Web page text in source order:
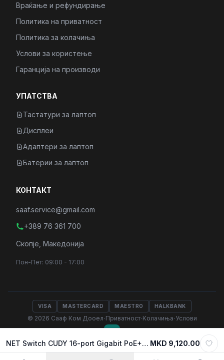
NET Switch CUDY 16-port Gigabit PoE+, 2 Gigabit SFP port, metal 19" GS1020PS2 MKD 9,120.00
Враќање и рефундирање
Политика на приватност
Политика за колачиња
Услови за користење
Гаранција на производи
УПАТСТВА
Тастатури за лаптоп
Дисплеи
Адаптери за лаптоп
Батерии за лаптоп
КОНТАКТ
saaf.service@gmail.com
+389 76 361 700
Скопје, Македонија
Пон-Пет: 09:00 - 17:00
VISA MASTERCARD MAESTRO HALKBANK
© 2026 Сааф Ком Дооел·Приватност·Колачиња·Услови